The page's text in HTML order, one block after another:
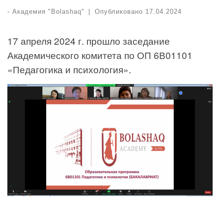
- Академия "Bolashaq" | Опубликовано 17.04.2024
17 апреля 2024 г. прошло заседание
Академического комитета по ОП 6В01101
«Педагогика и психология».